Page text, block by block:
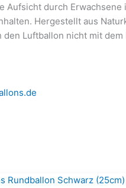
durch
Hergestellt aus
Luftballon nicht mit